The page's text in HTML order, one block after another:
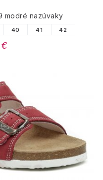
modré nazúvaky
40 41 42
€